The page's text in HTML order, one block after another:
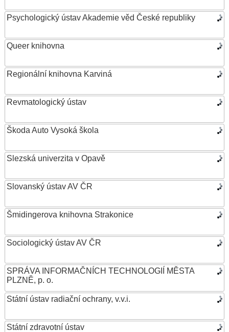
Psychologický ústav Akademie věd České republiky
Queer knihovna
Regionální knihovna Karviná
Revmatologický ústav
Škoda Auto Vysoká škola
Slezská univerzita v Opavě
Slovanský ústav AV ČR
Šmidingerova knihovna Strakonice
Sociologický ústav AV ČR
SPRÁVA INFORMAČNÍCH TECHNOLOGIÍ MĚSTA
PLZNĚ, p. o.
Státní ústav radiační ochrany, v.v.i.
Státní zdravotní ústav